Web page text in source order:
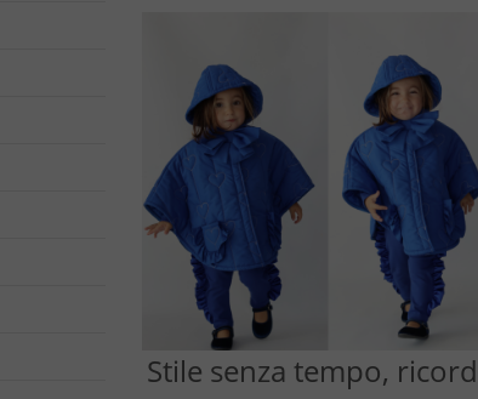
Stile senza tempo,